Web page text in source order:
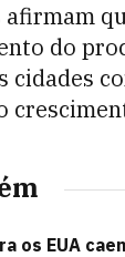
do
cidades
os EUA